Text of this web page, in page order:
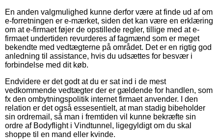
En anden valgmulighed kunne derfor være at finde ud af om
e-forretningen er e-mærket, siden det kan være en erklæring
om at e-firmaet føjer de opstillede regler, tillige med at e-
firmaet undertiden revurderes af fagmænd som er meget
bekendte med vedtægterne på området. Det er en rigtig god
anledning til assistance, hvis du udsættes for besvær i
forbindelse med dit køb.
Endvidere er det godt at du er sat ind i de mest
vedkommende vedtægter der er gældende for handlen, som
fx den ombytningspolitik internet firmaet anvender. I den
relation er det også essesentielt, at man stadig bibeholder
sin ordremail, så man i fremtiden vil kunne bekræfte sin
ordre af Bodyflight i Vindtunnel, ligegyldigt om du skal
shoppe til en mand eller kvinde.